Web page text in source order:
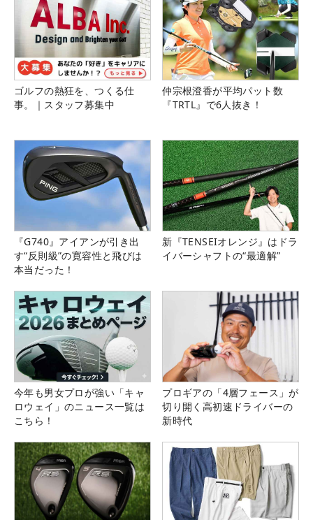
ゴルフの熱狂を、つくる仕
事。｜スタッフ募集中
仲宗根澄香が平均パット数
『TRTL』で6人抜き！
『G740』アイアンが引き出
す“反則級”の寛容性と飛びは
本当だった！
新『TENSEIオレンジ』はドラ
イバーシャフトの“最適解”
今年も男女プロが強い「キャ
ロウェイ」のニュース一覧は
こちら！
プロギアの「4層フェース」が
切り開く高初速ドライバーの
新時代